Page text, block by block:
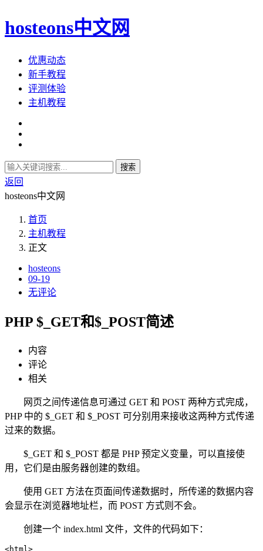
hosteons中文网
优惠动态
新手教程
评测体验
主机教程
搜索
返回
hosteons中文网
首页
主机教程
正文
hosteons
09-19
无评论
PHP $_GET和$_POST简述
内容
评论
相关
网页之间传递信息可通过 GET 和 POST 两种方式完成，
PHP 中的 $_GET 和 $_POST 可分别用来接收这两种方式传递
过来的数据。
$_GET 和 $_POST 都是 PHP 预定义变量，可以直接使
用，它们是由服务器创建的数组。
使用 GET 方法在页面间传递数据时，所传递的数据内容
会显示在浏览器地址栏，而 POST 方式则不会。
创建一个 index.html 文件，文件的代码如下：
<html>